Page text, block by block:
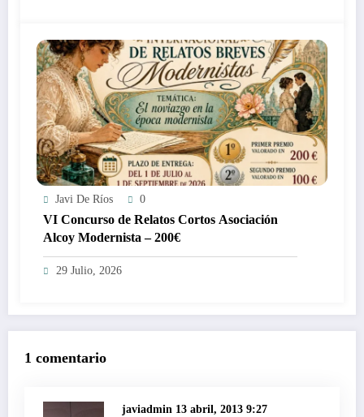
Javi De Ríos 0
VI Concurso de Relatos Cortos Asociación
Alcoy Modernista – 200€
29 Julio, 2026
1 comentario
javiadmin 13 abril, 2013 9:27